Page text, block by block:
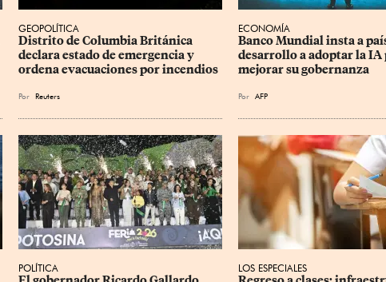
GEOPOLÍTICA
Distrito de Columbia Británica
declara estado de emergencia y
ordena evacuaciones por incendios
Por Reuters
ECONOMÍA
Banco Mundial insta a
desarrollo a adoptar la IA
mejorar su gobernanza
Por AFP
POLÍTICA LOS ESPECIALES